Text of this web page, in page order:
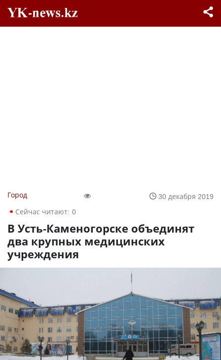
Город
30 декабря 2019
Сейчас читают: 0
В Усть-Каменогорске объединят
два крупных медицинских
учреждения